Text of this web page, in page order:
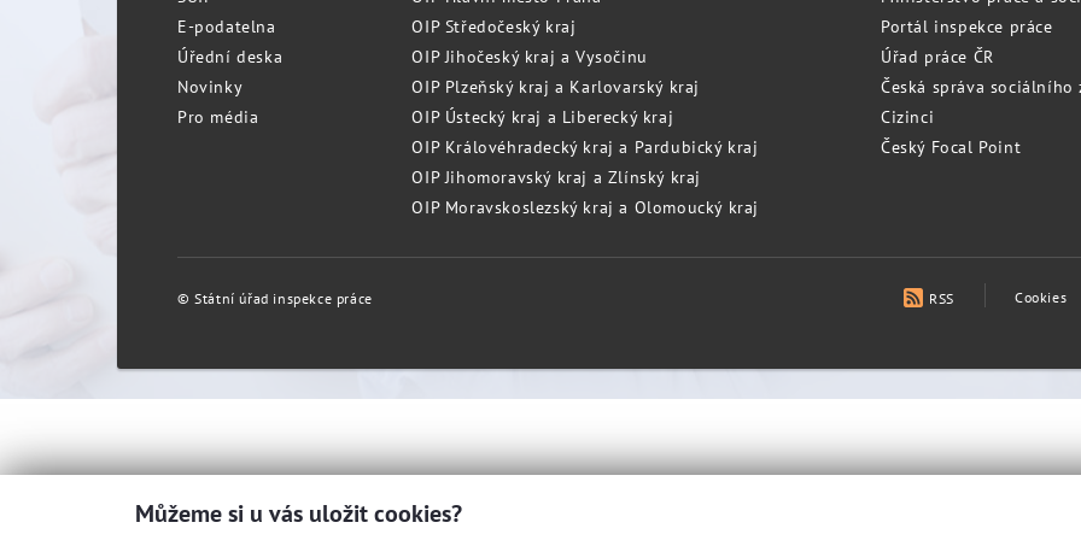
E-podatelna
Úřední deska
Novinky
Pro média
OIP Středočeský kraj
OIP Jihočeský kraj a Vysočinu
OIP Plzeňský kraj a Karlovarský kraj
OIP Ústecký kraj a Liberecký kraj
OIP Královéhradecký kraj a Pardubický kraj
OIP Jihomoravský kraj a Zlínský kraj
OIP Moravskoslezský kraj a Olomoucký kraj
Portál inspekce práce
Úřad práce ČR
Česká správa sociálního
Cizinci
Český Focal Point
RSS Cookies
© Státní úřad inspekce práce
Můžeme si u vás uložit cookies?